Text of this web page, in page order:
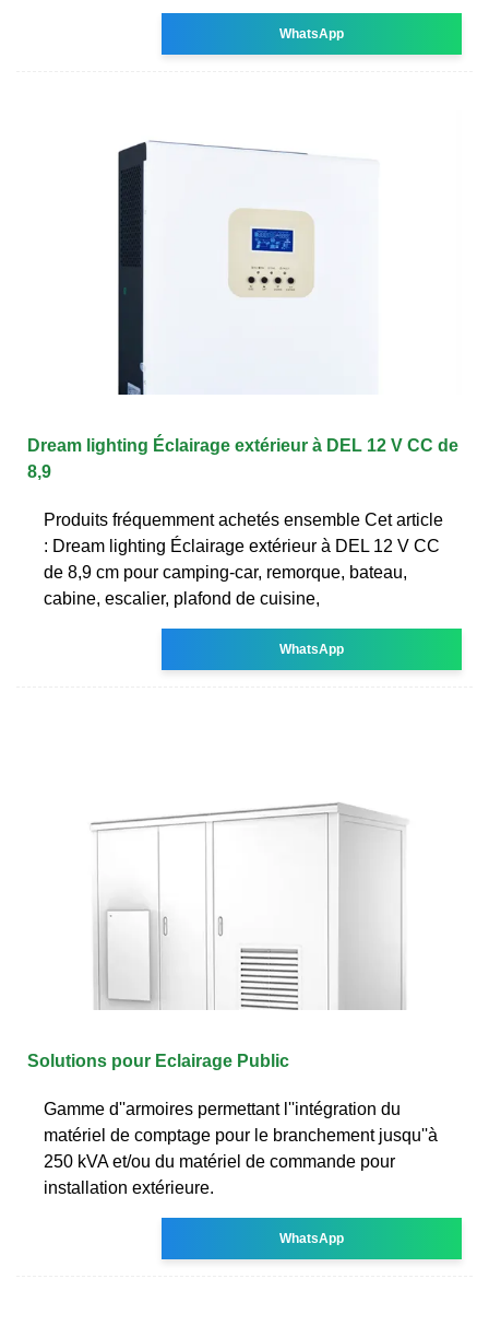
WhatsApp
Dream lighting Éclairage extérieur à DEL 12 V CC de
8,9
Produits fréquemment achetés ensemble Cet article
: Dream lighting Éclairage extérieur à DEL 12 V CC
de 8,9 cm pour camping-car, remorque, bateau,
cabine, escalier, plafond de cuisine,
WhatsApp
Solutions pour Eclairage Public
Gamme d''armoires permettant l''intégration du
matériel de comptage pour le branchement jusqu''à
250 kVA et/ou du matériel de commande pour
installation extérieure.
WhatsApp